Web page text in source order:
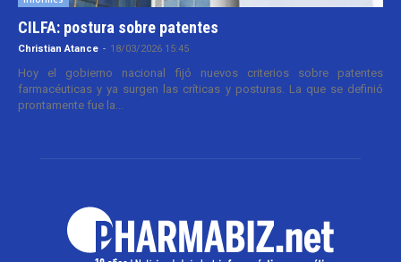
CILFA: postura sobre patentes
Christian Atance - 18/03/2026 15:45
Hoy el gobierno nacional fijó nuevos criterios sobre patentes
farmacéuticas y ya surgen las críticas y posturas. La que se definió
prontamente fue la...